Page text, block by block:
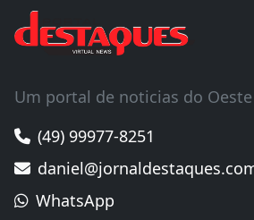
Um portal de noticias do
(49) 99977-8251
WhatsApp